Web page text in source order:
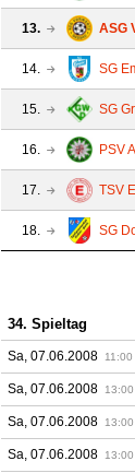
13. ASG
14. SG
15. SG
16. PSV
17. TSV
18. SG
34. Spieltag
Sa, 07.06.2008 11:00
Sa, 07.06.2008 13:00
Sa, 07.06.2008 13:00
Sa, 07.06.2008 13:00